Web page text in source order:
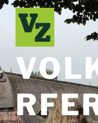
Zum
Inhalt
springen